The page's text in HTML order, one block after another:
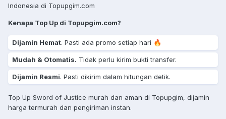
Indonesia di Topupgim.com
Kenapa Top Up di Topupgim.com?
Dijamin Hemat. Pasti ada promo setiap hari 🔥
Mudah & Otomatis. Tidak perlu kirim bukti transfer.
Dijamin Resmi. Pasti dikirim dalam hitungan detik.
Top Up Sword of Justice murah dan aman di Topupgim, dijamin
harga termurah dan pengiriman instan.